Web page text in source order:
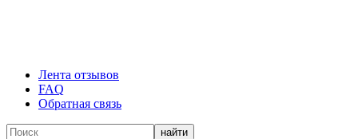
Лента отзывов
FAQ
Обратная связь